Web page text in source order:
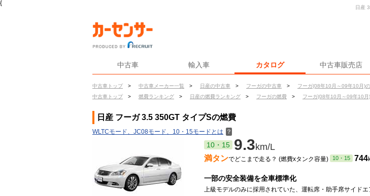
{
中古車 輸入車 カタログ 中古車販売店
中古車トップ > 中古車メーカー一覧 > 日産の中古車 > フーガの中古車 > フーガ(08年10月～09年10月)
中古車トップ
> 燃費ランキング > 日産の燃費ランキング > フーガの燃費 > フーガ(08年10月～09年10月
日産
日産 フーガ 3.5 350GT タイプSの燃費
WLTCモード、JC08モード、10・15モードとは ？
10・15 9.3km/L
満タンでどこまで走る？ (燃費xタンク容量) 10・15 744
一部の安全装備を全車標準化
上級モデルのみに採用されていた、運転席・助手席サイド